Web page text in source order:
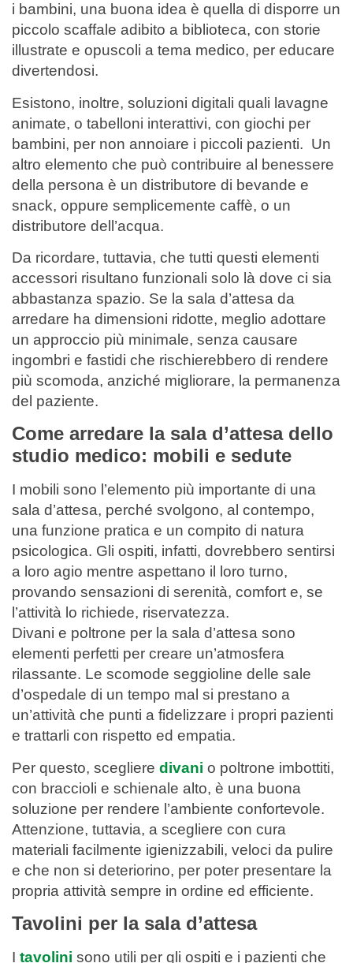
i bambini, una buona idea è quella di disporre un
piccolo scaffale adibito a biblioteca, con storie
illustrate e opuscoli a tema medico, per educare
divertendosi.
Esistono, inoltre, soluzioni digitali quali lavagne
animate, o tabelloni interattivi, con giochi per
bambini, per non annoiare i piccoli pazienti. Un
altro elemento che può contribuire al benessere
della persona è un distributore di bevande e
snack, oppure semplicemente caffè, o un
distributore dell’acqua.
Da ricordare, tuttavia, che tutti questi elementi
accessori risultano funzionali solo là dove ci sia
abbastanza spazio. Se la sala d’attesa da
arredare ha dimensioni ridotte, meglio adottare
un approccio più minimale, senza causare
ingombri e fastidi che rischierebbero di rendere
più scomoda, anziché migliorare, la permanenza
del paziente.
Come arredare la sala d’attesa dello
studio medico: mobili e sedute
I mobili sono l’elemento più importante di una
sala d’attesa, perché svolgono, al contempo,
una funzione pratica e un compito di natura
psicologica. Gli ospiti, infatti, dovrebbero sentirsi
a loro agio mentre aspettano il loro turno,
provando sensazioni di serenità, comfort e, se
l’attività lo richiede, riservatezza.
Divani e poltrone per la sala d’attesa sono
elementi perfetti per creare un’atmosfera
rilassante. Le scomode seggioline delle sale
d’ospedale di un tempo mal si prestano a
un’attività che punti a fidelizzare i propri pazienti
e trattarli con rispetto ed empatia.
Per questo, scegliere divani o poltrone imbottiti,
con braccioli e schienale alto, è una buona
soluzione per rendere l’ambiente confortevole.
Attenzione, tuttavia, a scegliere con cura
materiali facilmente igienizzabili, veloci da pulire
e che non si deteriorino, per poter presentare la
propria attività sempre in ordine ed efficiente.
Tavolini per la sala d’attesa
I tavolini sono utili per gli ospiti e i pazienti che